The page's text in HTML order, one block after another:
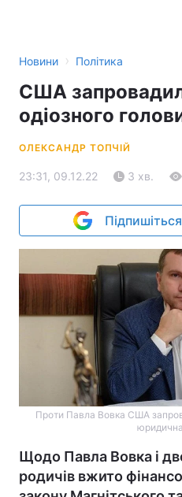
Новини › Політика
США
одіозного
ОЛЕКСАНДР ТОПЧІЙ
23:31, 09.12.22 3 хв.
Проти Павла Вовка США
Щодо Павла Вовка і
родичів вжито